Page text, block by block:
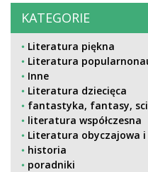
KATEGORIE
Literatura piękna
Literatura
Inne
Literatura dziecięca
fantastyka, fantasy,
literatura współczesna
Literatura obyczajowa
historia
poradniki